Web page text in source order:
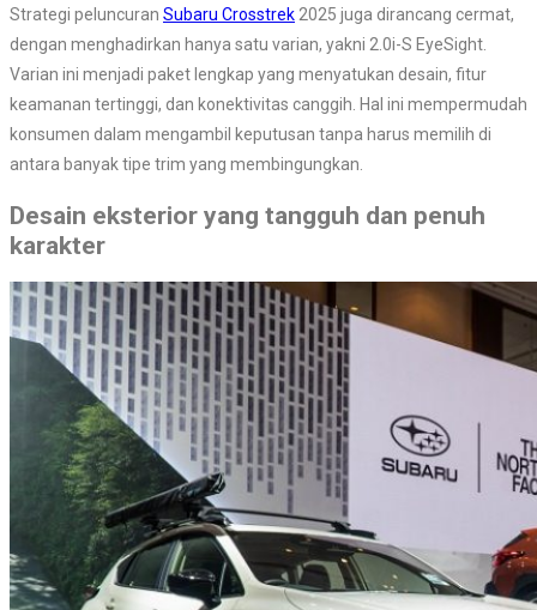
Strategi peluncuran Subaru Crosstrek2025 juga dirancang cermat,
dengan menghadirkan hanya satu varian, yakni 2.0i-S EyeSight.
Varian ini menjadi paket lengkap yang menyatukan desain, fitur
keamanan tertinggi, dan konektivitas canggih. Hal ini mempermudah
konsumen dalam mengambil keputusan tanpa harus memilih di
antara banyak tipe trim yang membingungkan.
Desain eksterior yang tangguh dan penuh
karakter